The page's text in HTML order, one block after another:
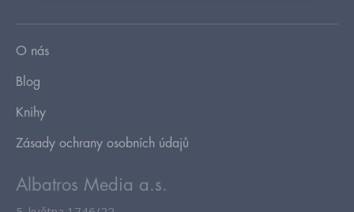
O nás
Blog
Knihy
Zásady ochrany osobních údajů
Albatros Media a.s.